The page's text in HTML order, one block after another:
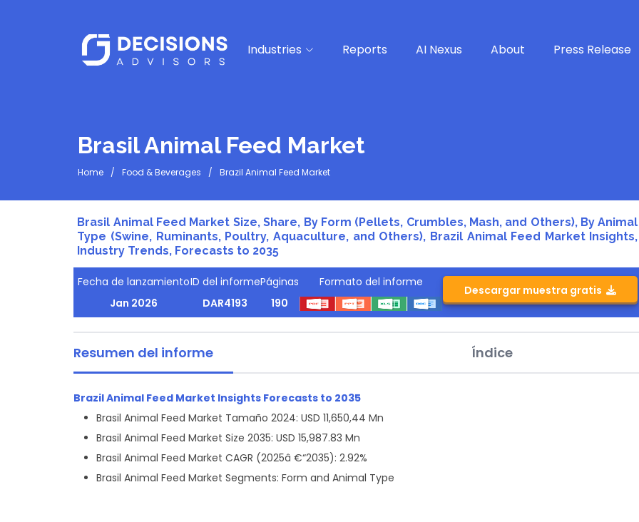
Industries Reports AI Nexus About Press Release
Brasil Animal Feed Market
Home Food & Beverages Brazil Animal Feed Market
Brasil Animal Feed Market Size, Share, By Form (Pellets, Crumbles, Mash, and Others), By Animal
Type (Swine, Ruminants, Poultry, Aquaculture, and Others), Brazil Animal Feed Market Insights,
Industry Trends, Forecasts to 2035
Fecha de lanzamiento
Jan 2026
ID del informe
DAR4193
Páginas
190
Formato del informe
Descargar muestra gratis
Resumen del informe Índice
Brazil Animal Feed Market Insights Forecasts to 2035
Brasil Animal Feed Market Tamaño 2024: USD 11,650,44 Mn
Brasil Animal Feed Market Size 2035: USD 15,987.83 Mn
Brasil Animal Feed Market CAGR (2025â €“2035): 2.92%
Brasil Animal Feed Market Segments: Form and Animal Type